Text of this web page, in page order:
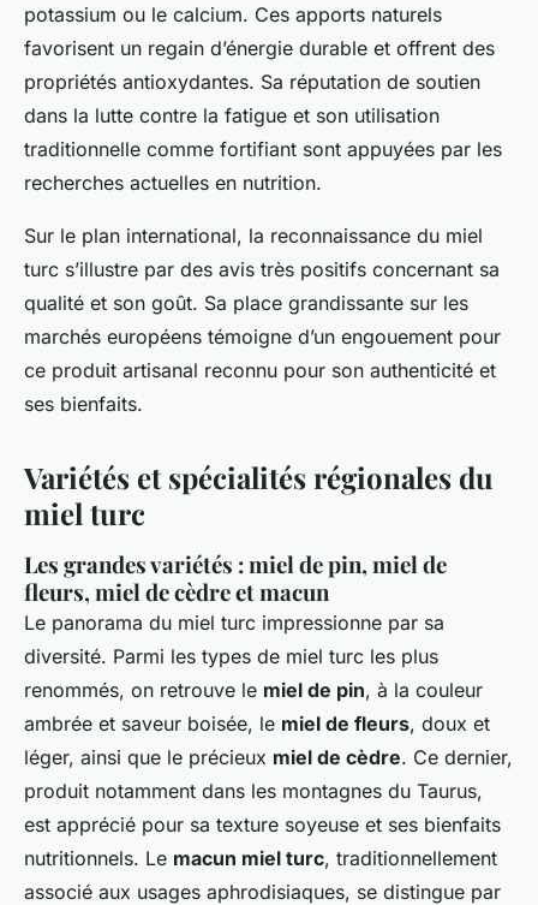
potassium ou le calcium. Ces apports naturels
favorisent un regain d’énergie durable et offrent des
propriétés antioxydantes. Sa réputation de soutien
dans la lutte contre la fatigue et son utilisation
traditionnelle comme fortifiant sont appuyées par les
recherches actuelles en nutrition.
Sur le plan international, la reconnaissance du miel
turc s’illustre par des avis très positifs concernant sa
qualité et son goût. Sa place grandissante sur les
marchés européens témoigne d’un engouement pour
ce produit artisanal reconnu pour son authenticité et
ses bienfaits.
Variétés et spécialités régionales du
miel turc
Les grandes variétés : miel de pin, miel de
fleurs, miel de cèdre et macun
Le panorama du miel turc impressionne par sa
diversité. Parmi les types de miel turc les plus
renommés, on retrouve le miel de pin, à la couleur
ambrée et saveur boisée, le miel de fleurs, doux et
léger, ainsi que le précieux miel de cèdre. Ce dernier,
produit notamment dans les montagnes du Taurus,
est apprécié pour sa texture soyeuse et ses bienfaits
nutritionnels. Le macun miel turc, traditionnellement
associé aux usages aphrodisiaques, se distingue par